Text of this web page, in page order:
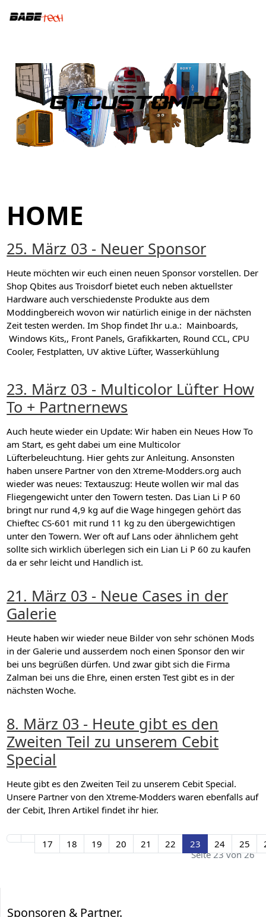
HOME
25. März 03 - Neuer Sponsor
Heute möchten wir euch einen neuen Sponsor vorstellen. Der
Shop Qbites aus Troisdorf bietet euch neben aktuellster
Hardware auch verschiedenste Produkte aus dem
Moddingbereich wovon wir natürlich einige in der nächsten
Zeit testen werden. Im Shop findet Ihr u.a.: Mainboards,
Windows Kits,, Front Panels, Grafikkarten, Round CCL, CPU
Cooler, Festplatten, UV aktive Lüfter, Wasserkühlung
23. März 03 - Multicolor Lüfter How
To + Partnernews
Auch heute wieder ein Update: Wir haben ein Neues How To
am Start, es geht dabei um eine Multicolor
Lüfterbeleuchtung. Hier gehts zur Anleitung. Ansonsten
haben unsere Partner von den Xtreme-Modders.org auch
wieder was neues: Textauszug: Heute wollen wir mal das
Fliegengewicht unter den Towern testen. Das Lian Li P 60
bringt nur rund 4,9 kg auf die Wage hingegen gehört das
Chieftec CS-601 mit rund 11 kg zu den übergewichtigen
unter den Towern. Wer oft auf Lans oder ähnlichem geht
sollte sich wirklich überlegen sich ein Lian Li P 60 zu kaufen
da er sehr leicht und Handlich ist.
21. März 03 - Neue Cases in der
Galerie
Heute haben wir wieder neue Bilder von sehr schönen Mods
in der Galerie und ausserdem noch einen Sponsor den wir
bei uns begrüßen dürfen. Und zwar gibt sich die Firma
Zalman bei uns die Ehre, einen ersten Test gibt es in der
nächsten Woche.
8. März 03 - Heute gibt es den
Zweiten Teil zu unserem Cebit
Special
Heute gibt es den Zweiten Teil zu unserem Cebit Special.
Unsere Partner von den Xtreme-Modders waren ebenfalls auf
der Cebit, Ihren Artikel findet ihr hier.
Seite 23 von 26
17 18 19 20 21 22 23 24 25
Sponsoren & Partner